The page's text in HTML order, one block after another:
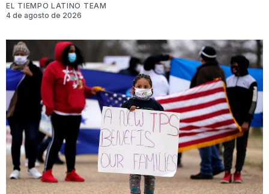
EL TIEMPO LATINO TEAM
4 de agosto de 2026